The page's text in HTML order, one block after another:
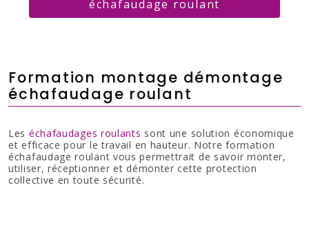
échafaudage roulant
Formation montage démontage
échafaudage roulant
Les échafaudages roulants sont une solution économique
et efficace pour le travail en hauteur. Notre formation
échafaudage roulant vous permettrait de savoir monter,
utiliser, réceptionner et démonter cette protection
collective en toute sécurité.